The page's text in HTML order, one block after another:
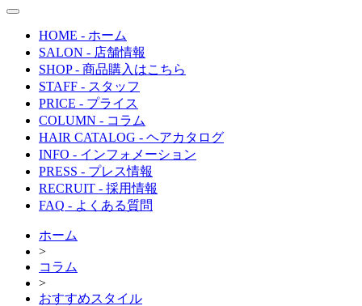
toggle
navigation
HOME - ホーム
SALON - 店舗情報
SHOP- 商品購入はこちら
STAFF - スタッフ
PRICE - プライス
COLUMN - コラム
HAIR CATALOG - ヘアカタログ
INFO - インフォメーション
PRESS - プレス情報
RECRUIT - 採用情報
FAQ - よくある質問
ホーム
>
コラム
>
おすすめスタイル